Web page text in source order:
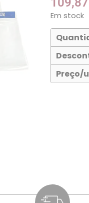
Em stock
Preço/